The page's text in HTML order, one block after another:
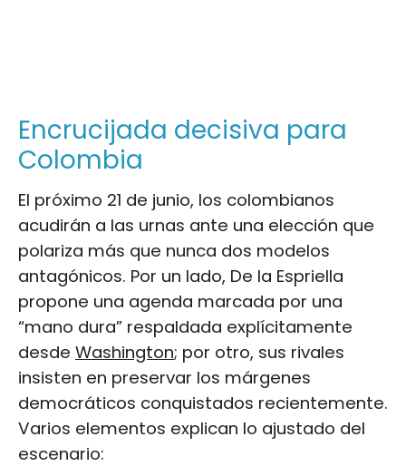
Encrucijada decisiva para
Colombia
El próximo 21 de junio, los colombianos
acudirán a las urnas ante una elección que
polariza más que nunca dos modelos
antagónicos. Por un lado, De la Espriella
propone una agenda marcada por una
“mano dura” respaldada explícitamente
desde Washington; por otro, sus rivales
insisten en preservar los márgenes
democráticos conquistados recientemente.
Varios elementos explican lo ajustado del
escenario: